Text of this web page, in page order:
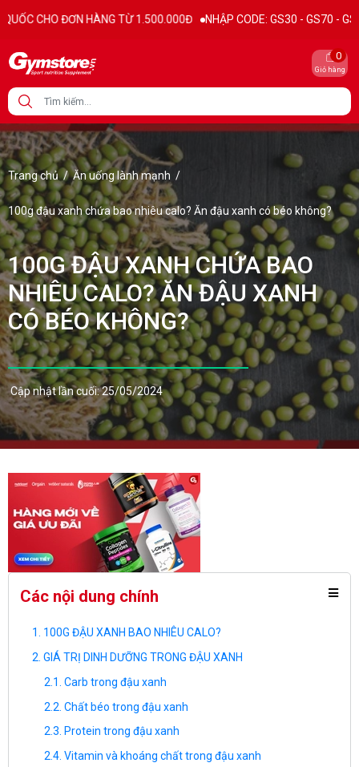
HÀNG TỪ 1.500.000Đ NHẬP CODE: GS30 - GS70 - GS100 giảm trực
Giỏ hàng
0
Trang chủ/Ăn uống lành mạnh /
100g đậu xanh chứa bao nhiêu calo? Ăn đậu xanh có béo không?
100G ĐẬU XANH CHỨA BAO
NHIÊU CALO? ĂN ĐẬU XANH
CÓ BÉO KHÔNG?
Cập nhật lần cuối: 25/05/2024
Các nội dung chính
100G ĐẬU XANH BAO NHIÊU CALO?
GIÁ TRỊ DINH DƯỠNG TRONG ĐẬU XANH
Carb trong đậu xanh
Chất béo trong đậu xanh
Protein trong đậu xanh
Vitamin và khoáng chất trong đậu xanh